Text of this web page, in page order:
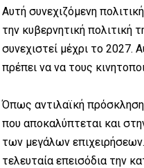
Αυτή συνεχιζόμενη
την κυβερνητική πολιτική
συνεχιστεί μέχρι το 2027.
πρέπει να να τους
Όπως αντιλαϊκή πρόσκληση
που αποκαλύπτεται και
των μεγάλων
τελευταία επεισόδια την